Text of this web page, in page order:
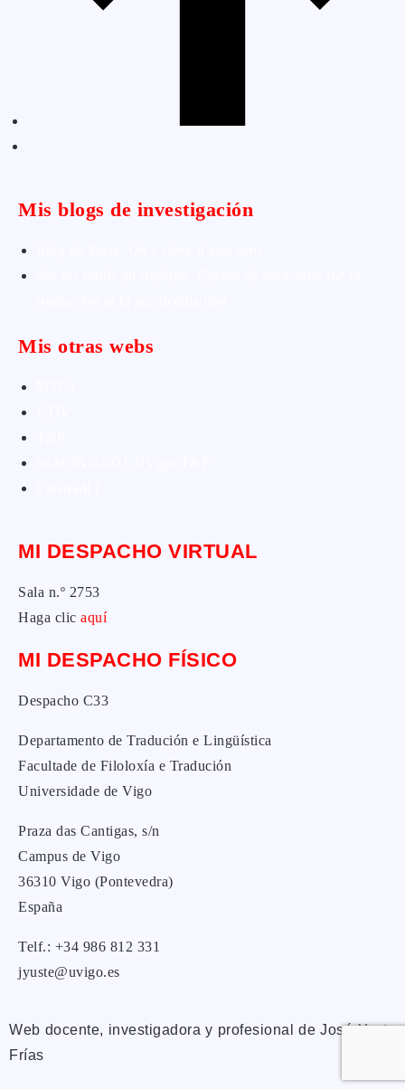
Mis blogs de investigación
Mis otras webs
MI DESPACHO VIRTUAL
Sala n.º 2753
Haga clic aquí
MI DESPACHO FÍSICO
Despacho C33
Departamento de Tradución e Lingüística
Facultade de Filoloxía e Tradución
Universidade de Vigo
Praza das Cantigas, s/n
Campus de Vigo
36310 Vigo (Pontevedra)
España
Telf.: +34 986 812 331
jyuste@uvigo.es
Web docente, investigadora y profesional de José Yuste
Frías